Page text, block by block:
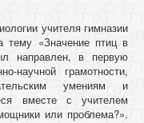
учителя гимназии
тему «Значение птиц в
направлен, в первую
научной грамотности,
умениям и
вместе с учителем
или проблема?».